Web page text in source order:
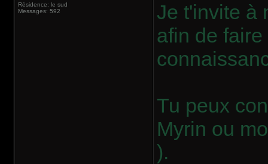
Résidence: le sud
Messages: 592
Je t'invite à
afin de faire
Tu peux
Myrin ou
).